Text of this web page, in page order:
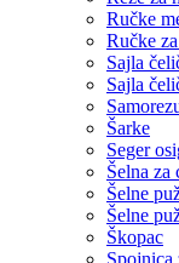
Ručke
Ručke
Sajla
Sajla
Šarke
Seger
Šelna za
Šelne
Šelne
Škopac
Spojnica